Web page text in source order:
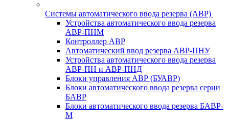
Системы автоматического ввода резерва (АВР)
Устройства автоматического ввода резерва
АВР-ПНМ
Контроллер АВР
Автоматический ввод резерва АВР-ПНУ
Устройства автоматического ввода резерва
АВР-ПН и АВР-ПНД
Блоки управления АВР (БУАВР)
Блоки автоматического ввода резерва серии
БАВР
Блоки автоматического ввода резерва БАВР-
М